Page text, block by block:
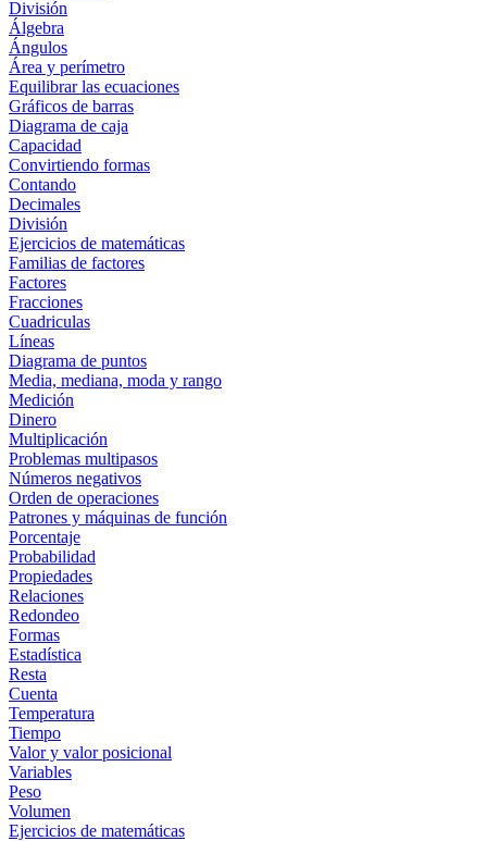
División
Álgebra
Ángulos
Área y perímetro
Equilibrar las ecuaciones
Gráficos de barras
Diagrama de caja
Capacidad
Convirtiendo formas
Contando
Decimales
División
Ejercicios de matemáticas
Familias de factores
Factores
Fracciones
Cuadriculas
Líneas
Diagrama de puntos
Media, mediana, moda y rango
Medición
Dinero
Multiplicación
Problemas multipasos
Números negativos
Orden de operaciones
Patrones y máquinas de función
Porcentaje
Probabilidad
Propiedades
Relaciones
Redondeo
Formas
Estadística
Resta
Cuenta
Temperatura
Tiempo
Valor y valor posicional
Variables
Peso
Volumen
Ejercicios de matemáticas